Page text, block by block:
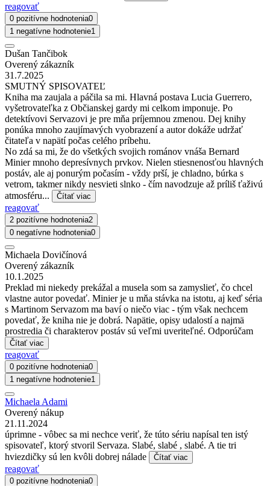
reagovať
0 pozitívne hodnotenia0
1 negatívne hodnotenie1
Dušan Tančibok
Overený zákazník
31.7.2025
SMUTNÝ SPISOVATEĽ
Kniha ma zaujala a páčila sa mi. Hlavná postava Lucia Guerrero,
vyšetrovateľka z Občianskej gardy mi celkom imponuje. Po
detektívovi Servazovi je pre mňa príjemnou zmenou. Dej knihy
ponúka mnoho zaujímavých vyobrazení a autor dokáže udržať
čitateľa v napätí počas celého príbehu.
No zdá sa mi, že do všetkých svojich románov vnáša Bernard
Minier mnoho depresívnych prvkov. Nielen stiesnenosťou hlavných
postáv, ale aj ponurým počasím - vždy prší, je chladno, búrka s
vetrom, takmer nikdy nesvieti slnko - čím navodzuje až príliš ťaživú
atmosféru...
Čítať viac
reagovať
2 pozitívne hodnotenia2
0 negatívne hodnotenia0
Michaela Dovičínová
Overený zákazník
10.1.2025
Preklad mi niekedy prekážal a musela som sa zamyslieť, čo chcel
vlastne autor povedať. Minier je u mňa stávka na istotu, aj keď séria
s Martinom Servazom ma baví o niečo viac - tým však nechcem
povedať, že kniha nie je dobrá. Napätie, opisy udalostí a najmä
prostredia či charakterov postáv sú veľmi uveriteľné. Odporúčam
Čítať viac
reagovať
0 pozitívne hodnotenia0
1 negatívne hodnotenie1
Michaela Adami
Overený nákup
21.11.2024
úprimne - vôbec sa mi nechce veriť, že túto sériu napísal ten istý
spisovateľ, ktorý stvoril Servaza. Slabé, slabé , slabé. A tie tri
hviezdičky sú len kvôli dobrej nálade
Čítať viac
reagovať
0 pozitívne hodnotenia0